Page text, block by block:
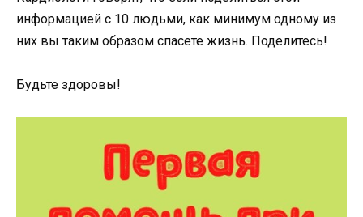
информацией с 10 людьми, как минимум одному из
них вы таким образом спасете жизнь. Поделитесь!
Будьте здоровы!